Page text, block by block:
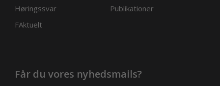
Høringssvar
Publikationer
FAktuelt
Får du vores nyhedsmails?